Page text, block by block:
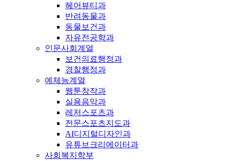
헤어뷰티과
반려동물과
동물보건과
자유전공학과
인문사회계열
보건의료행정과
경찰행정과
예체능계열
웹툰창작과
실용음악과
레저스포츠과
전문스포츠지도과
AI디지털디자인과
유튜브크리에이터과
사회복지학부